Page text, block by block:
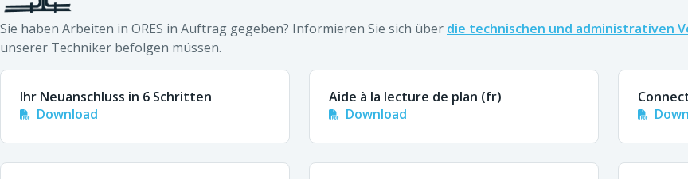
Sie haben Arbeiten in ORES in Auftrag gegeben? Informieren Sie sich über die technischen und administrativen
unserer Techniker befolgen müssen.
Ihr Neuanschluss in 6 Schritten
Download
Aide à la lecture de plan (fr)
Download